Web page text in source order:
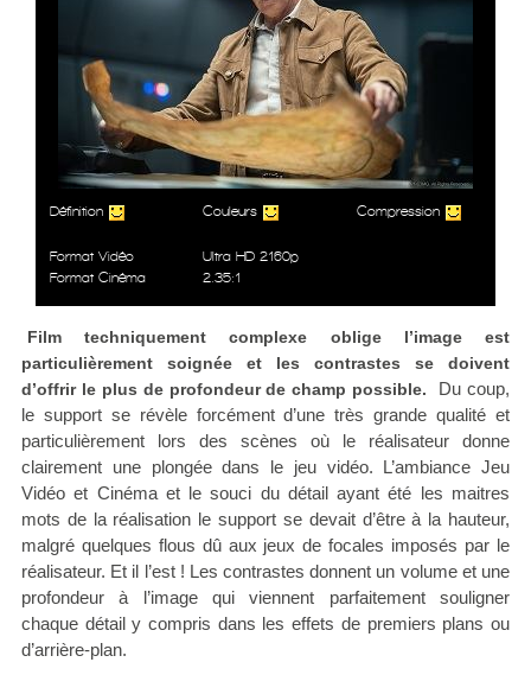
Définition Couleurs Compression
Format Vidéo
Ultra HD 2160p
Format Cinéma
2.35:1
Film techniquement complexe oblige l’image est
particulièrement soignée et les contrastes se doivent
d’offrir le plus de profondeur de champ possible.
Du coup,
le support se révèle forcément d’une très grande qualité et
particulièrement lors des scènes où le réalisateur donne
clairement une plongée dans le jeu vidéo. L’ambiance Jeu
Vidéo et Cinéma et le souci du détail ayant été les maitres
mots de la réalisation le support se devait d’être à la hauteur,
malgré quelques flous dû aux jeux de focales imposés par le
réalisateur. Et il l’est ! Les contrastes donnent un volume et une
profondeur à l’image qui viennent parfaitement souligner
chaque détail y compris dans les effets de premiers plans ou
d’arrière-plan.